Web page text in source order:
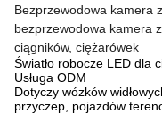
Bezprzewodowa kamera
bezprzewodowa kamera
ciągników, ciężarówek
Światło robocze LED dla
Usługa ODM
Dotyczy wózków
przyczep, pojazdów